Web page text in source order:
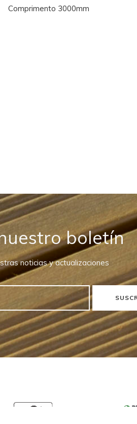
Comprimento 3000mm
boletín
noticias y actualizaciones